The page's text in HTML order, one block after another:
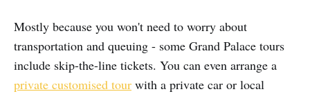
Mostly because you won't need to worry about
transportation and queuing - some Grand Palace tours
include skip-the-line tickets. You can even arrange a
private customised tour with a private car or local